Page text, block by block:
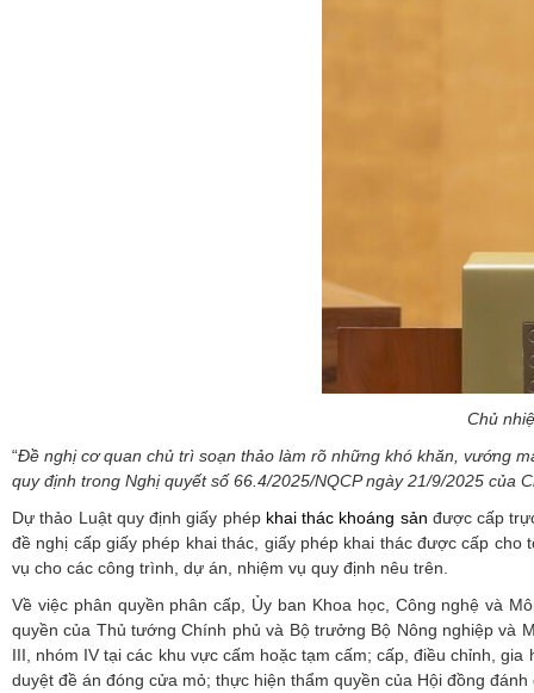
Chủ
“Đề nghị cơ quan chủ trì soạn thảo làm rõ những khó khăn, vướng
quy định trong Nghị quyết số 66.4/2025/NQCP ngày 21/9/2025 của
Dự thảo Luật quy định giấy phép khai thác khoáng sản được cấp
đề nghị cấp giấy phép khai thác, giấy phép khai thác được cấp
vụ cho các công trình, dự án, nhiệm vụ quy định nêu trên.
Về việc phân quyền phân cấp, Ủy ban Khoa học, Công nghệ và
quyền của Thủ tướng Chính phủ và Bộ trưởng Bộ Nông nghiệp và
III, nhóm IV tại các khu vực cấm hoặc tạm cấm; cấp, điều chỉnh,
duyệt đề án đóng cửa mỏ; thực hiện thẩm quyền của Hội đồng